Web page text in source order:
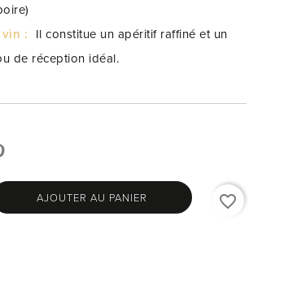
: Il constitue un apéritif raffiné et un
de réception idéal.
AJOUTER AU PANIER favorite_border